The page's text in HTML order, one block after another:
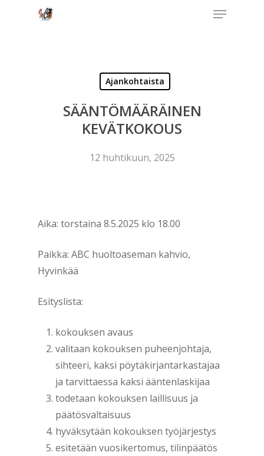
Menu
Ajankohtaista
SÄÄNTÖMÄÄRÄINEN
KEVÄTKOKOUS
12 huhtikuun, 2025
Aika: torstaina 8.5.2025 klo 18.00
Paikka: ABC huoltoaseman kahvio,
Hyvinkää
Esityslista:
kokouksen avaus
valitaan kokouksen puheenjohtaja,
sihteeri, kaksi pöytäkirjantarkastajaa
ja tarvittaessa kaksi ääntenlaskijaa
todetaan kokouksen laillisuus ja
päätösvaltaisuus
hyväksytään kokouksen työjärjestys
esitetään vuosikertomus, tilinpäätös